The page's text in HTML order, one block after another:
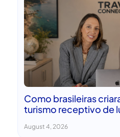
Como brasileiras
turismo receptivo de
August 4, 2026